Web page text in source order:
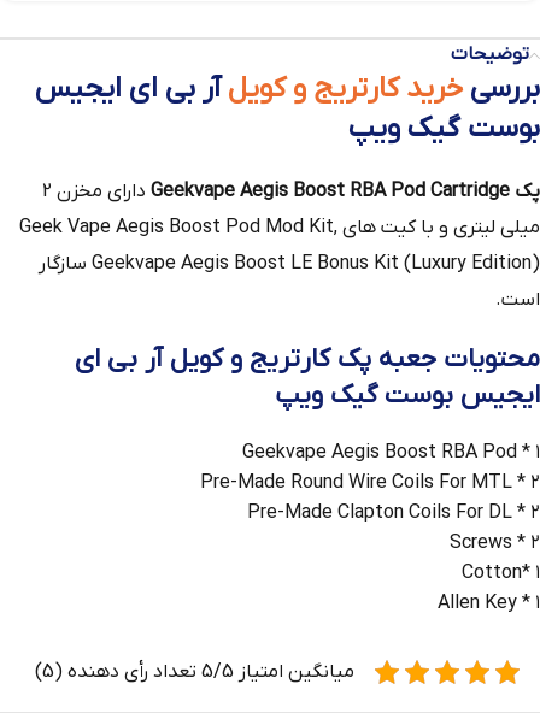
توضیحات
بررسی خرید کارتریج و کویلآر بی ای ایجیس
بوست گیک ویپ
پک Geekvape Aegis Boost RBA Pod Cartridge
دارای مخزن 2
میلی لیتری و با کیت های Geek Vape Aegis Boost Pod Mod Kit,
Geekvape Aegis Boost LE Bonus Kit (Luxury Edition) سازگار
است.
محتویات جعبه پک کارتریج و کویل آر بی ای
ایجیس بوست گیک ویپ
۱ * Geekvape Aegis Boost RBA Pod
۲ * Pre-Made Round Wire Coils For MTL
۲ * Pre-Made Clapton Coils For DL
۲ * Screws
۱ *Cotton
۱ * Allen Key
میانگین امتیاز 5/5 تعداد رأی دهنده (5)